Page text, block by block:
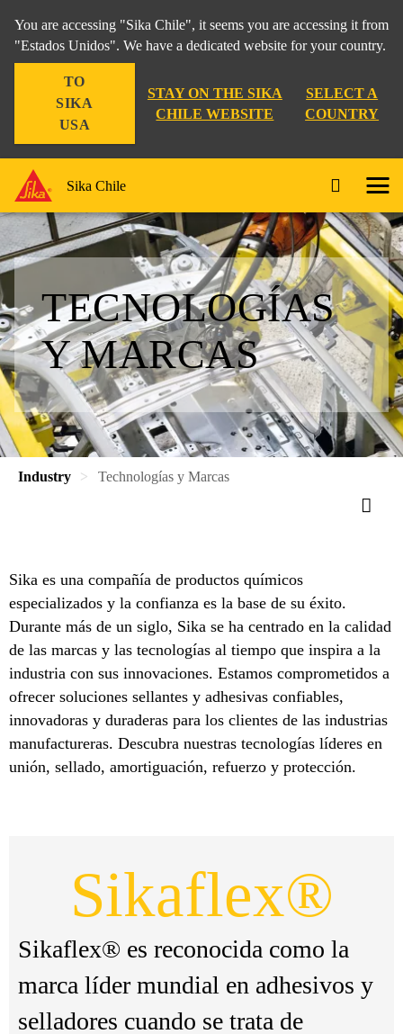
You are accessing "Sika Chile", it seems you are accessing it from
"Estados Unidos". We have a dedicated website for your country.
TO
SIKA
USA
STAY ON THE SIKA
CHILE WEBSITE
SELECT A
COUNTRY
Sika Chile
TECNOLOGÍAS
Y MARCAS
Industry Technologías y Marcas
Sika es una compañía de productos químicos
especializados y la confianza es la base de su éxito.
Durante más de un siglo, Sika se ha centrado en la calidad
de las marcas y las tecnologías al tiempo que inspira a la
industria con sus innovaciones. Estamos comprometidos a
ofrecer soluciones sellantes y adhesivas confiables,
innovadoras y duraderas para los clientes de las industrias
manufactureras. Descubra nuestras tecnologías líderes en
unión, sellado, amortiguación, refuerzo y protección.
Sikaflex®
Sikaflex® es reconocida como la
marca líder mundial en adhesivos y
selladores cuando se trata de